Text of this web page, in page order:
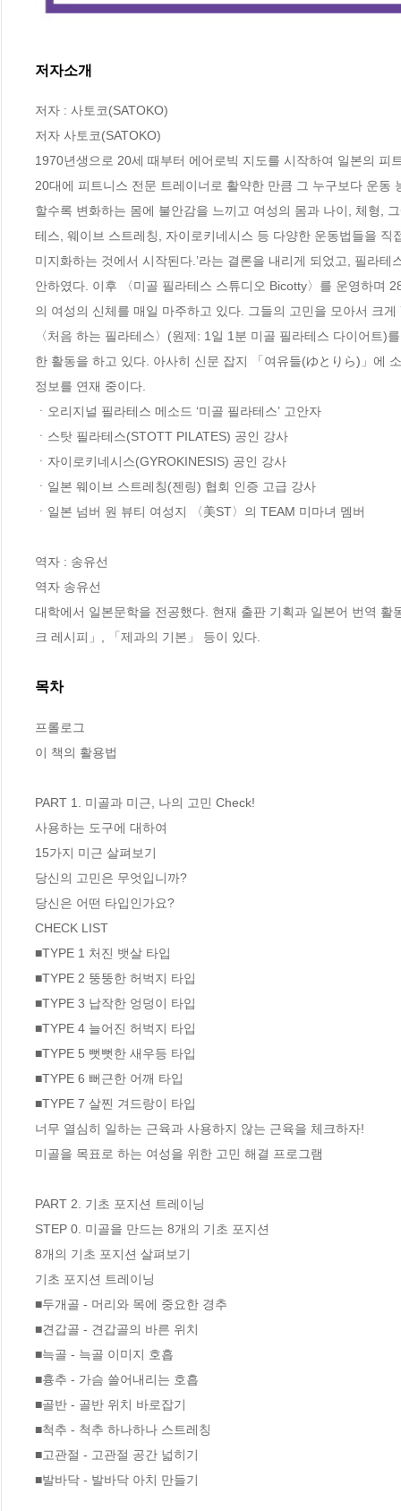
저자소개
저자 : 사토코(SATOKO)
저자 사토코(SATOKO)
1970년생으로 20세 때부터 에어로빅 지도를 시작하여 일본의
20대에 피트니스 전문 트레이너로 활약한 만큼 그 누구보다 운
할수록 변화하는 몸에 불안감을 느끼고 여성의 몸과 나이, 체형,
테스, 웨이브 스트레칭, 자이로키네시스 등 다양한 운동법들을
미지화하는 것에서 시작된다.’라는 결론을 내리게 되었고, 필라
안하였다. 이후 〈미골 필라테스 스튜디오 Bicotty〉를 운영하며
의 여성의 신체를 매일 마주하고 있다. 그들의 고민을 모아서 크
〈처음 하는 필라테스〉(원제: 1일 1분 미골 필라테스 다이어트
한 활동을 하고 있다. 아사히 신문 잡지 「여유들(ゆとりら)」에
정보를 연재 중이다.
ㆍ오리지널 필라테스 메소드 ‘미골 필라테스’ 고안자
ㆍ스탓 필라테스(STOTT PILATES) 공인 강사
ㆍ자이로키네시스(GYROKINESIS) 공인 강사
ㆍ일본 웨이브 스트레칭(젠링) 협회 인증 고급 강사
ㆍ일본 넘버 원 뷰티 여성지 〈美ST〉의 TEAM 미마녀 멤버
역자 : 송유선
역자 송유선
대학에서 일본문학을 전공했다. 현재 출판 기획과 일본어 번역
크 레시피」, 「제과의 기본」 등이 있다.
목차
프롤로그
이 책의 활용법
PART 1. 미골과 미근, 나의 고민 Check!
사용하는 도구에 대하여
15가지 미근 살펴보기
당신의 고민은 무엇입니까?
당신은 어떤 타입인가요?
CHECK LIST
■TYPE 1 처진 뱃살 타입
■TYPE 2 뚱뚱한 허벅지 타입
■TYPE 3 납작한 엉덩이 타입
■TYPE 4 늘어진 허벅지 타입
■TYPE 5 뻣뻣한 새우등 타입
■TYPE 6 뻐근한 어깨 타입
■TYPE 7 살찐 겨드랑이 타입
너무 열심히 일하는 근육과 사용하지 않는 근육을 체크하자!
미골을 목표로 하는 여성을 위한 고민 해결 프로그램
PART 2. 기초 포지션 트레이닝
STEP 0. 미골을 만드는 8개의 기초 포지션
8개의 기초 포지션 살펴보기
기초 포지션 트레이닝
■두개골 - 머리와 목에 중요한 경추
■견갑골 - 견갑골의 바른 위치
■늑골 - 늑골 이미지 호흡
■흉추 - 가슴 쓸어내리는 호흡
■골반 - 골반 위치 바로잡기
■척추 - 척추 하나하나 스트레칭
■고관절 - 고관절 공간 넓히기
■발바닥 - 발바닥 아치 만들기